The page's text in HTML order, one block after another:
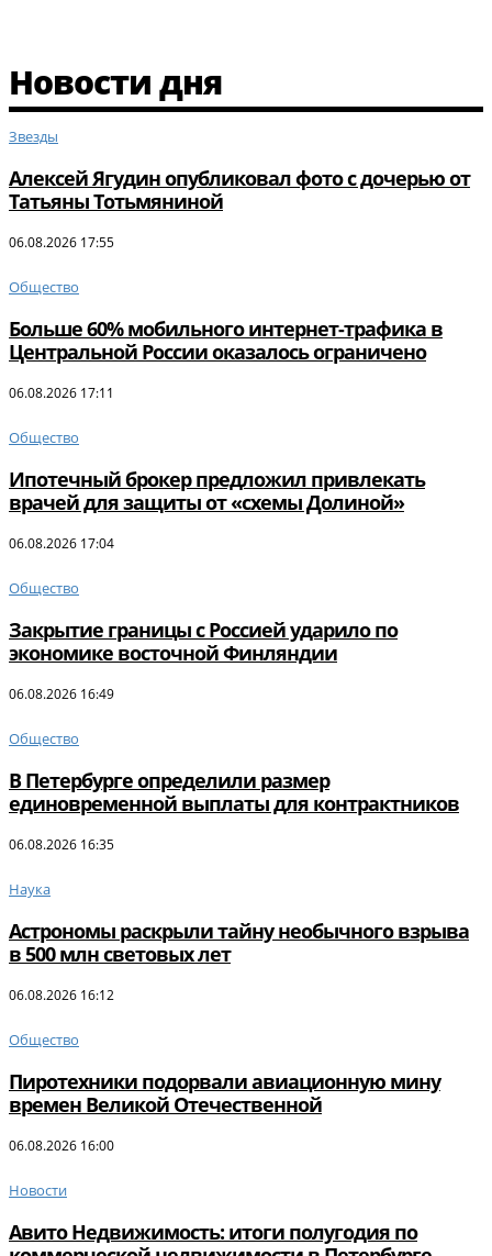
Новости дня
Звезды
Алексей Ягудин опубликовал фото с дочерью от
Татьяны Тотьмяниной
06.08.2026 17:55
Общество
Больше 60% мобильного интернет-трафика в
Центральной России оказалось ограничено
06.08.2026 17:11
Общество
Ипотечный брокер предложил привлекать
врачей для защиты от «схемы Долиной»
06.08.2026 17:04
Общество
Закрытие границы с Россией ударило по
экономике восточной Финляндии
06.08.2026 16:49
Общество
В Петербурге определили размер
единовременной выплаты для контрактников
06.08.2026 16:35
Наука
Астрономы раскрыли тайну необычного взрыва
в 500 млн световых лет
06.08.2026 16:12
Общество
Пиротехники подорвали авиационную мину
времен Великой Отечественной
06.08.2026 16:00
Новости
Авито Недвижимость: итоги полугодия по